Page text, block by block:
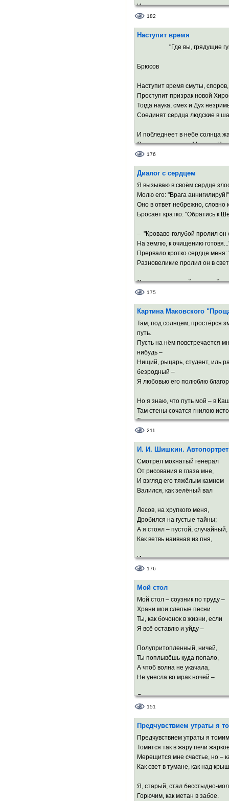
И – песня вместо равновесья,
И – имя, как удав-фетиш.
В гигантской памяти афиш.
Меня – такого – ты простишь.
182
Наступит время
"Где вы, грядущие
Брюсов
Наступит время смуты,
Проступит призрак новой
Тогда наука, смех и Дух
Соединят сердца людские в
И побледнеет в небе солнца
От пульса ровного Москвы,
Рима,
Научится нести и млад, и стар.
В трёхмерный мир вселенских
Вольют свой свет иные
И мы увидим братьев,
До тех времён ни щедрый
Ни зависть чёрную, ни стук
Я убеждён!..
176
Диалог с сердцем
Я вызываю в своём сердце
Молю его: "Врага аннигилируй!"
Оно в ответ небрежно, словно
Бросает кратко: "Обратись к
– "Кроваво-голубой пролил он
На землю, к очищению
Прервало кротко сердце меня:
Разновеликие пролил он в
От ядовито-жгучей, до такой,
Что жизнь не ставит в грош
А драматург всего лишь в
И, осветив в твореньях
Знак равенства меж ними
175
Картина Маковского
Там, под солнцем, простёрся
путь.
Пусть на нём повстречается
нибудь –
Нищий, рыцарь, студент, иль
безродный –
Я любовью его полюблю
Но я знаю, что путь мой – в
Там стены сочатся гнилою
Там пол весь усыпан
И слугами будут мне там
Отец мой, ещё далеко до
Позволь напоследок мне
И в пруд заглянуть, будто в
И в нём угадать, что мне –
правда!
В пруду утоплю свои страх я и
И смело ступлю на змеиный
211
И. И. Шишкин. Автопортрет
Смотрел мохнатый генерал
От рисования в глаза мне,
И взгляд его тяжёлым камнем
Валился, как зелёный вал
Лесов, на хрупкого меня,
Дробился на густые тайны;
А я стоял – пустой, случайный,
Как ветвь наивная из пня,
И чуда ждал.
И старый шмель
Леса, дубравы, рощи, чтобы
Сложил я их в души кошель,
И на земле обетованной
Вдохнул вдруг леса запах
176
Мой стол
Мой стол – соузник по труду –
Храни мои слепые песни.
Ты, как бочонок в жизни, если
Я всё оставлю и уйду –
Полупритопленный, ничей,
Ты поплывёшь куда попало,
А чтоб волна не укачала,
Не унесла во мрак ночей –
Души волненье сохранишь
Хотя б на час после разлуки.
В бумагу втиснутый мякиш
Из дум прозрачно-мимолётных
И тел прекрасно-беззаботных.
151
Предчувствием утраты я
Предчувствием утраты я
Томится так в жару печи
Мерещится мне счастье, но –
Как свет в тумане, как над
Я, старый, стал бесстыдно-
Горючим, как метан в забое.